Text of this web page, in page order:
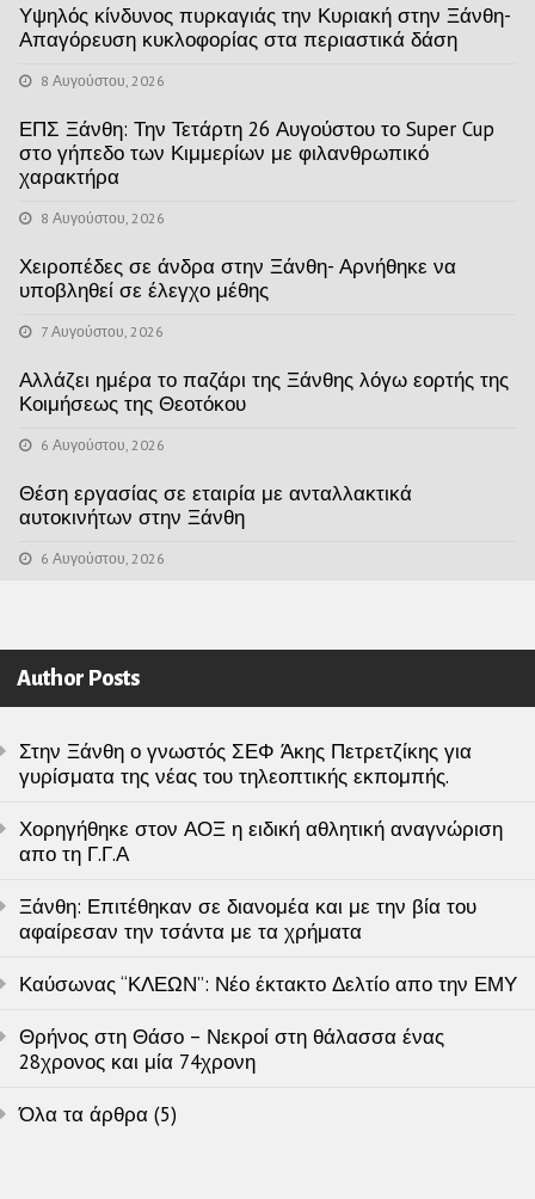
Υψηλός κίνδυνος πυρκαγιάς την Κυριακή στην Ξάνθη-
Απαγόρευση κυκλοφορίας στα περιαστικά δάση
8 Αυγούστου, 2026
ΕΠΣ Ξάνθη: Την Τετάρτη 26 Αυγούστου το Super Cup
στο γήπεδο των Κιμμερίων με φιλανθρωπικό
χαρακτήρα
8 Αυγούστου, 2026
Χειροπέδες σε άνδρα στην Ξάνθη- Αρνήθηκε να
υποβληθεί σε έλεγχο μέθης
7 Αυγούστου, 2026
Αλλάζει ημέρα το παζάρι της Ξάνθης λόγω εορτής της
Κοιμήσεως της Θεοτόκου
6 Αυγούστου, 2026
Θέση εργασίας σε εταιρία με ανταλλακτικά
αυτοκινήτων στην Ξάνθη
6 Αυγούστου, 2026
Author Posts
Στην Ξάνθη ο γνωστός ΣΕΦ Άκης Πετρετζίκης για
γυρίσματα της νέας του τηλεοπτικής εκπομπής.
Χορηγήθηκε στον ΑΟΞ η ειδική αθλητική αναγνώριση
απο τη Γ.Γ.Α
Ξάνθη: Επιτέθηκαν σε διανομέα και με την βία του
αφαίρεσαν την τσάντα με τα χρήματα
Καύσωνας “ΚΛΕΩΝ”: Νέο έκτακτο Δελτίο απο την ΕΜΥ
Θρήνος στη Θάσο – Νεκροί στη θάλασσα ένας
28χρονος και μία 74χρονη
Όλα τα άρθρα (5)